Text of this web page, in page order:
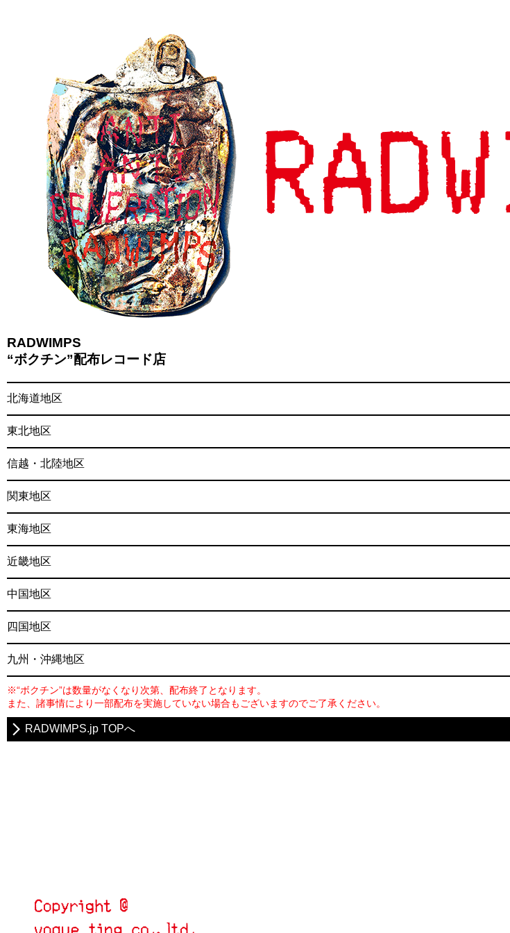
RADWIMPS
“ボクチン”配布レコード店
北海道地区
東北地区
信越・北陸地区
関東地区
東海地区
近畿地区
中国地区
四国地区
九州・沖縄地区
※“ボクチン”は数量がなくなり次第、配布終了となります。
また、諸事情により一部配布を実施していない場合もございますのでご了承ください。
RADWIMPS.jp TOPへ